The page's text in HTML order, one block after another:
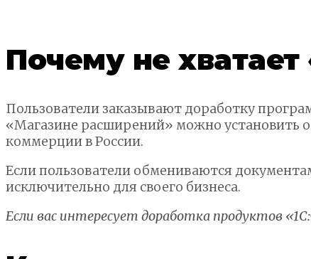
Почему не
Пользователи заказывают доработку
«Магазине расширений» можно установить
коммерции в России.
Если пользователи обмениваются
исключительно для своего бизнеса.
Если вас интересует доработка продуктов